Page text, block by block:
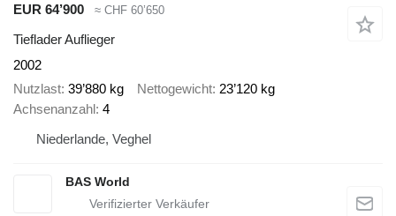
EUR 64’900
≈ CHF 60’650
Tieflader Auflieger
2002
Nutzlast 39’880 kg Nettogewicht 23’120 kg
Achsenanzahl 4
Niederlande, Veghel
BAS World